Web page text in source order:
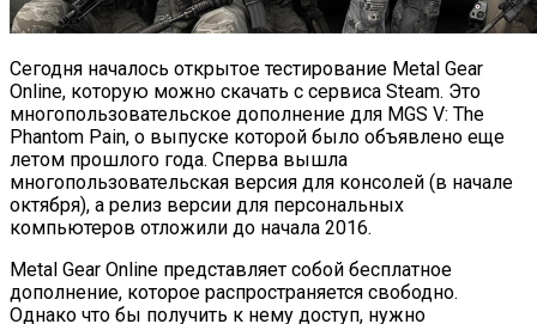
Сегодня началось открытое тестирование Metal Gear
Online, которую можно скачать с сервиса Steam. Это
многопользовательское дополнение для MGS V: The
Phantom Pain, о выпуске которой было объявлено еще
летом прошлого года. Сперва вышла
многопользовательская версия для консолей (в начале
октября), а релиз версии для персональных
компьютеров отложили до начала 2016.
Metal Gear Online представляет собой бесплатное
дополнение, которое распространяется свободно.
Однако что бы получить к нему доступ, нужно